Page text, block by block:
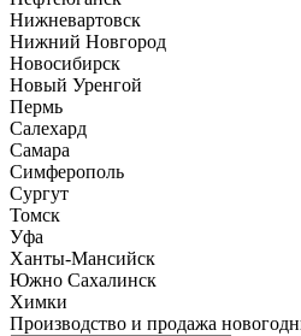
Нижневартовск
Нижний Новгород
Новосибирск
Новый Уренгой
Пермь
Салехард
Самара
Симферополь
Сургут
Томск
Уфа
Ханты-Мансийск
Южно Сахалинск
Химки
Производство и продажа